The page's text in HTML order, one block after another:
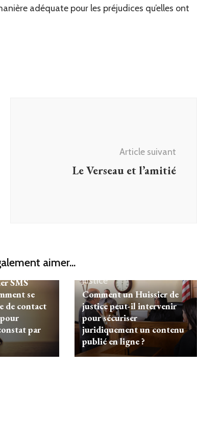
adéquate pour les préjudices qu’elles ont
Article suivant
Le Verseau et l’amitié
aimer...
SMS
se
de contact
par
Justice
Comment un Huissier de
justice peut-il intervenir
pour sécuriser
juridiquement un contenu
publié en ligne ?